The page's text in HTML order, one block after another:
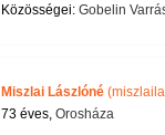
Közösségei: Gobelin
Miszlai Lászlóné
73 éves, Orosháza